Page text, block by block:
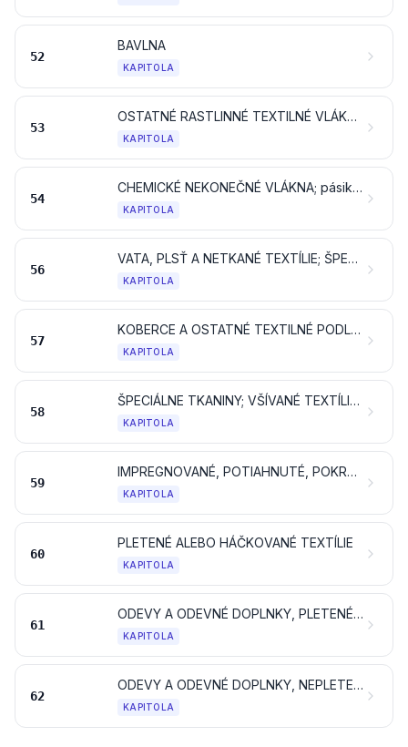
52
BAVLNA
KAPITOLA
53
OSTATNÉ RASTLINNÉ TEXTILNÉ VLÁKNA; PAPIEROVÁ PRIADZA A TKANINY Z PAPIEROVEJ PRIADZE
KAPITOLA
54
CHEMICKÉ NEKONEČNÉ VLÁKNA; pásik a podobné tvary z chemických textilných materiálov
KAPITOLA
56
VATA, PLSŤ A NETKANÉ TEXTÍLIE; ŠPECIÁLNE PRIADZE; MOTÚZY, ŠNÚRY, POVRAZY A LANÁ A VÝROBKY Z NICH
KAPITOLA
57
KOBERCE A OSTATNÉ TEXTILNÉ PODLAHOVÉ KRYTINY
KAPITOLA
58
ŠPECIÁLNE TKANINY; VŠÍVANÉ TEXTÍLIE; ČIPKY; TAPISÉRIE; PRAMIKÁRSKE VÝROBKY; VÝŠIVKY
KAPITOLA
59
IMPREGNOVANÉ, POTIAHNUTÉ, POKRYTÉ ALEBO LAMINOVANÉ TEXTÍLIE; TEXTILNÉ VÝROBKY VHODNÉ NA PRIEMYSELNÉ ÚČELY
KAPITOLA
60
PLETENÉ ALEBO HÁČKOVANÉ TEXTÍLIE
KAPITOLA
61
ODEVY A ODEVNÉ DOPLNKY, PLETENÉ ALEBO HÁČKOVANÉ
KAPITOLA
62
ODEVY A ODEVNÉ DOPLNKY, NEPLETENÉ ALEBO NEHÁČKOVANÉ
KAPITOLA